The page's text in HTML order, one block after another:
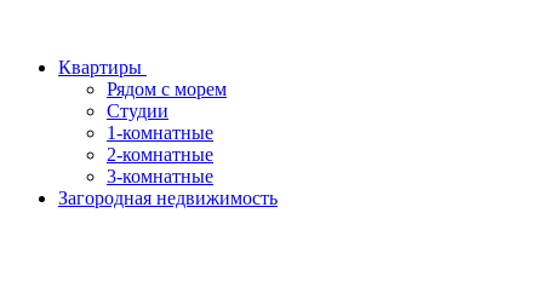
Квартиры
Рядом с морем
Студии
1-комнатные
2-комнатные
3-комнатные
Загородная недвижимость